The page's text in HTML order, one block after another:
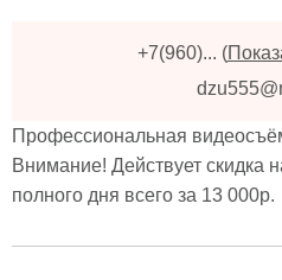
+7(960)... (
Профессиональная
Внимание! Действует скидка
полного дня всего за 13 000р.